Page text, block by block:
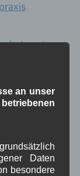
an. Bitte
08825 / 921
Praxis
an unser
Daten
besondere